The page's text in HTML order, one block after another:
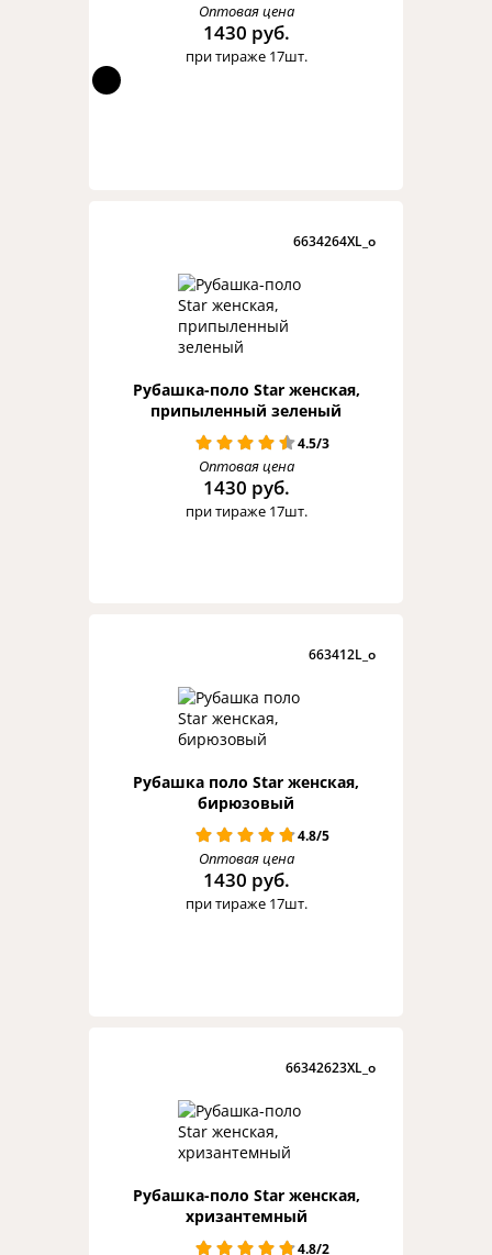
Оптовая цена
1430 руб.
при тираже 17шт.
6634264XL_o
Рубашка-поло Star женская,
припыленный зеленый
4.5/3
Оптовая цена
1430 руб.
при тираже 17шт.
663412L_o
Рубашка поло Star женская,
бирюзовый
4.8/5
Оптовая цена
1430 руб.
при тираже 17шт.
66342623XL_o
Рубашка-поло Star женская,
хризантемный
4.8/2